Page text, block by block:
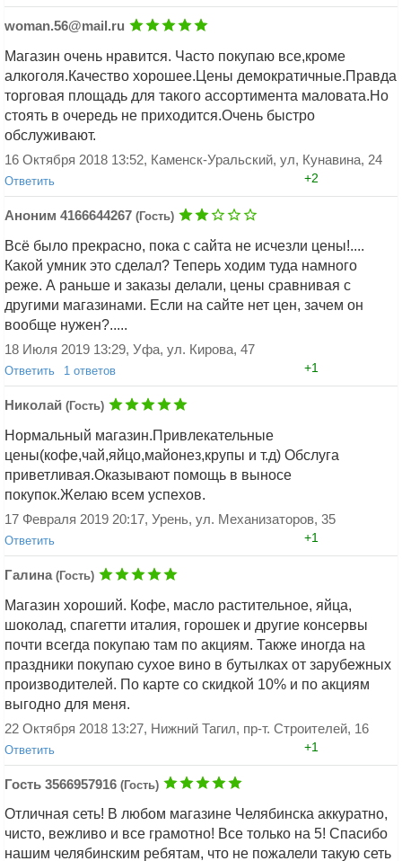
Добавить ответ
Добавить ответ
woman.56@mail.ru
Магазин очень нравится. Часто покупаю все,кроме
алкоголя.Качество хорошее.Цены демократичные.Правда
торговая площадь для такого ассортимента маловата.Но
стоять в очередь не приходится.Очень быстро
обслуживают.
16 Октября 2018 13:52, Каменск-Уральский, ул, Кунавина, 24
Ответить +2
Добавить ответ
Аноним 4166644267 (Гость)
Всё было прекрасно, пока с сайта не исчезли цены!....
Какой умник это сделал? Теперь ходим туда намного
реже. А раньше и заказы делали, цены сравнивая с
другими магазинами. Если на сайте нет цен, зачем он
вообще нужен?.....
18 Июля 2019 13:29, Уфа, ул. Кирова, 47
Ответить 1 ответов +1
Аноним 2428019354
роаноу метлоц
26 Апреля 2020 16:22, Кваркено
Ответить
Николай (Гость)
Нормальный магазин.Привлекательные
цены(кофе,чай,яйцо,майонез,крупы и т.д) Обслуга
приветливая.Оказывают помощь в выносе
покупок.Желаю всем успехов.
17 Февраля 2019 20:17, Урень, ул. Механизаторов, 35
Ответить +1
Добавить ответ
Галина (Гость)
Магазин хороший. Кофе, масло растительное, яйца,
шоколад, спагетти италия, горошек и другие консервы
почти всегда покупаю там по акциям. Также иногда на
праздники покупаю сухое вино в бутылках от зарубежных
производителей. По карте со скидкой 10% и по акциям
выгодно для меня.
22 Октября 2018 13:27, Нижний Тагил, пр-т. Строителей, 16
Ответить +1
Гость 3566957916 (Гость)
Отличная сеть! В любом магазине Челябинска аккуратно,
чисто, вежливо и все грамотно! Все только на 5! Спасибо
нашим челябинским ребятам, что не пожалели такую сеть